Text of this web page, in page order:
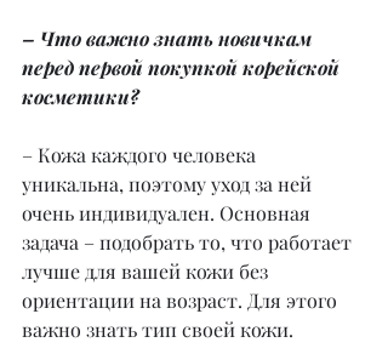
– Что важно знать новичкам
перед первой покупкой корейской
косметики?
– Кожа каждого человека
уникальна, поэтому уход за ней
очень индивидуален. Основная
задача – подобрать то, что работает
лучше для вашей кожи без
ориентации на возраст. Для этого
важно знать тип своей кожи.